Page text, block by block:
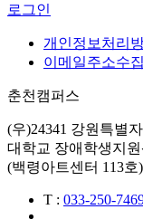
로그인
개인정보처리
이메일주소수
춘천캠퍼스
(우)24341 강원특별
대학교 장애학생지원
(백령아트센터 113호)
T : 033-250-